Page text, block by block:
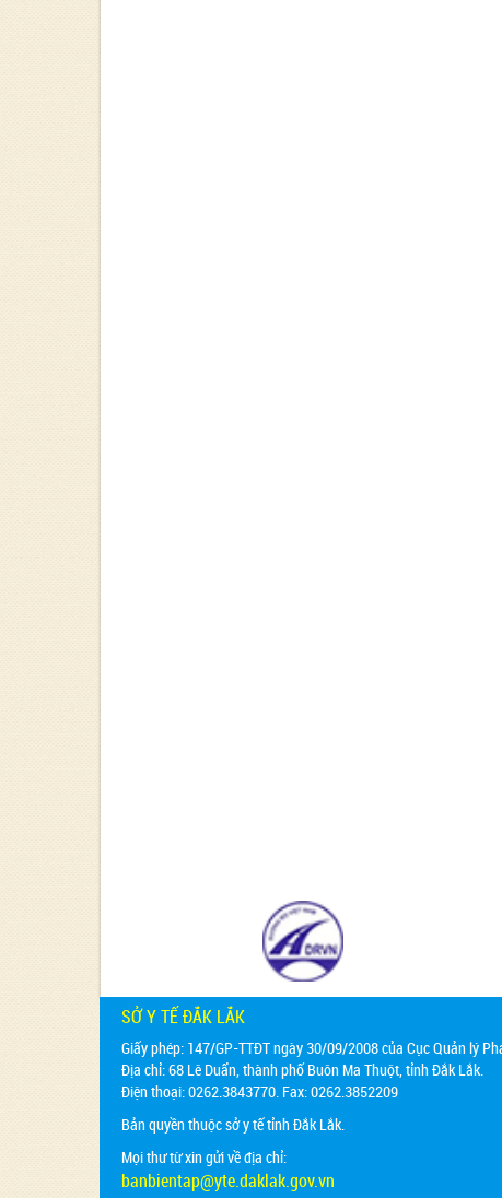
SỞ Y TẾ ĐẮK LẮK
Giấy phép: 147/GP-TTĐT ngày 30/09/2008 của Cục Quản lý
Địa chỉ:68 Lê Duẩn, thành phố Buôn Ma Thuột, tỉnh Đắk Lắk.
Điện thoại: 0262.3843770. Fax: 0262.3852209
Bản quyền thuộc sở y tế tỉnh Đắk Lắk.
Mọi thư từ xin gửi về địa chỉ:
banbientap@yte.daklak.gov.vn